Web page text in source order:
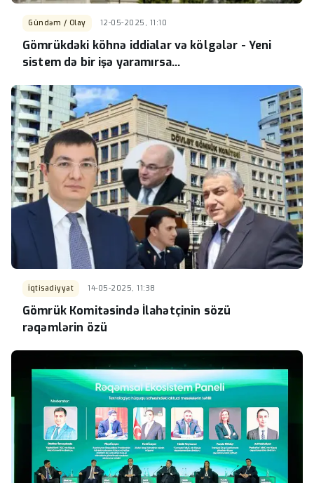
Gündəm / Olay 12-05-2025, 11:10
Gömrükdəki köhnə iddialar və kölgələr - Yeni
sistem də bir işə yaramırsa...
İqtisadiyyat 14-05-2025, 11:38
Gömrük Komitəsində İlahətçinin sözü
rəqəmlərin özü